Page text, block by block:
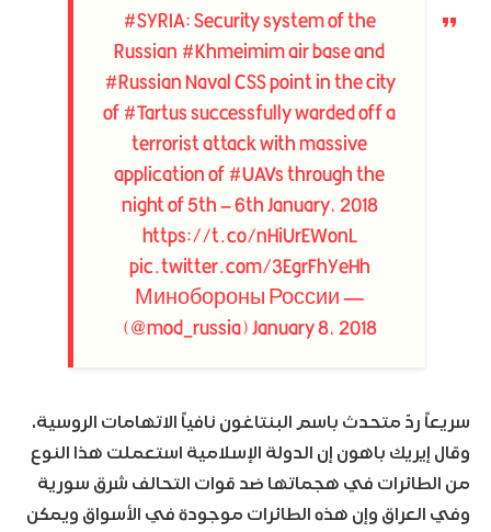
#SYRIA: Security system of the
Russian#Khmeimimair base and
#RussianNaval CSS point in the city
of#Tartussuccessfully warded off a
terrorist attack with massive
application of#UAVsthrough the
night of 5th – 6th January, 2018
https://t.co/nHiUrEWonL
pic.twitter.com/3EgrFhYeHh
— Минобороны России
(@mod_russia)January 8, 2018
سريعاً ردّ متحدث باسم البنتاغون نافياً الاتهامات الروسية.
وقال إيريك باهون إن الدولة الإسلامية استعملت هذا النوع
من الطائرات في هجماتها ضد قوات التحالف شرق سورية
وفي العراق وإن هذه الطائرات موجودة في الأسواق ويمكن